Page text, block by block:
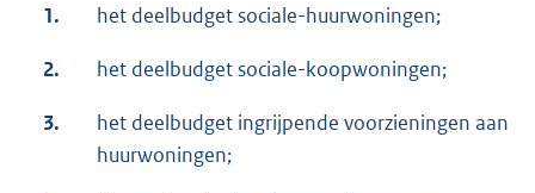
1. het deelbudget sociale-huurwoningen;
2. het deelbudget sociale-koopwoningen;
3.
het deelbudget ingrijpende voorzieningen aan
huurwoningen;